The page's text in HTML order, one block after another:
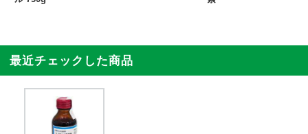
最近チェックした商品